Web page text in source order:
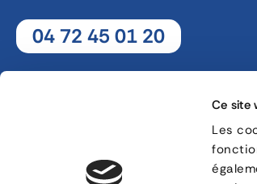
Ce site
Les
04 72 45 01 20
8, rue Jacques de Vaucanson - 69 780 Mions